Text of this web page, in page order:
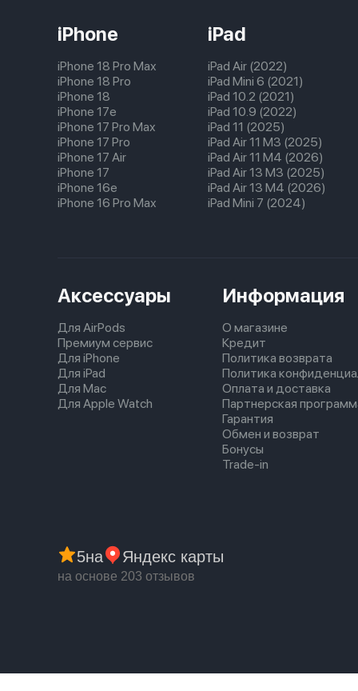
iPhone
iPhone 18 Pro Max
iPhone 18 Pro
iPhone 18
iPhone 17e
iPhone 17 Pro Max
iPhone 17 Pro
iPhone 17 Air
iPhone 17
iPhone 16e
iPhone 16 Pro Max
iPad
iPad Air (2022)
iPad Mini 6 (2021)
iPad 10.2 (2021)
iPad 10.9 (2022)
iPad 11 (2025)
iPad Air 11 M3 (2025)
iPad Air 11 M4 (2026)
iPad Air 13 M3 (2025)
iPad Air 13 M4 (2026)
iPad Mini 7 (2024)
Аксессуары
Для AirPods
Премиум сервис
Для iPhone
Для iPad
Для Mac
Для Apple Watch
Информация
О магазине
Кредит
Политика возврата
Политика
Оплата и доставка
Партнерская
Гарантия
Обмен и возврат
Бонусы
Trade-in
5на Яндекс карты
на основе 203 отзывов